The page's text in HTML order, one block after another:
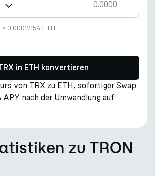
≈ 0.00017154 ETH
in ETH konvertieren
von TRX zu ETH, sofortiger Swap
APY nach der Umwandlung auf
zu TRON